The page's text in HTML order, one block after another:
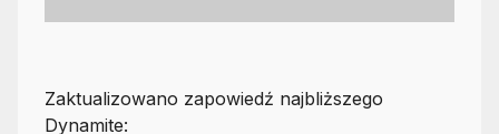
Zaktualizowano zapowiedź najbliższego
Dynamite: